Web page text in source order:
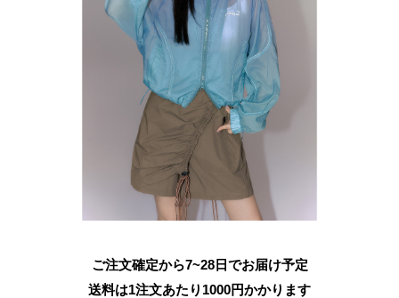
ご注文確定から7~28日でお届け予定
送料は1注文あたり 1000円かかります